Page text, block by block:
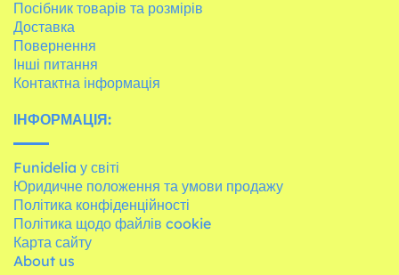
Посібник товарів та розмірів
Доставка
Повернення
Інші питання
Контактна інформація
ІНФОРМАЦІЯ:
Funidelia у світі
Юридичне положення та умови продажу
Політика конфіденційності
Політика щодо файлів cookie
Карта сайту
About us